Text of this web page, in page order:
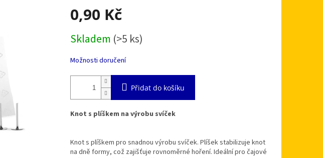
0,90 Kč
cena:
Skladem (>5 ks)
Možnosti doručení
Přidat do košíku
Knot s plíškem na výrobu svíček
Knot s plíškem pro snadnou výrobu svíček. Plíšek stabilizuje knot
na dně formy, což zajišťuje rovnoměrné hoření. Ideální pro čajové